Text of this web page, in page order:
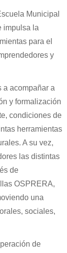
Municipal
impulsa la
para el
y
a acompañar a
y formalización
condiciones de
herramientas
A su vez,
las distintas
de
OSPRERA,
una
sociales,
de